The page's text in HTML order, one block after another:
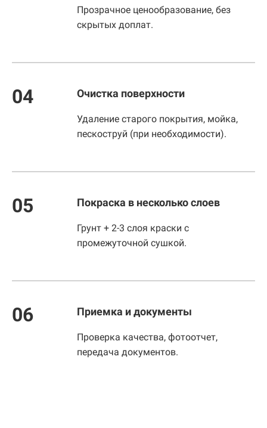
Прозрачное ценообразование, без
скрытых доплат.
04 Очистка поверхности
Удаление старого покрытия, мойка,
пескоструй (при необходимости).
05 Покраска в несколько слоев
Грунт + 2-3 слоя краски с
промежуточной сушкой.
06 Приемка и документы
Проверка качества, фотоотчет,
передача документов.